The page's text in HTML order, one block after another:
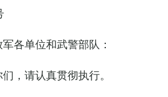
各单位和武警部队：
，请认真贯彻执行。